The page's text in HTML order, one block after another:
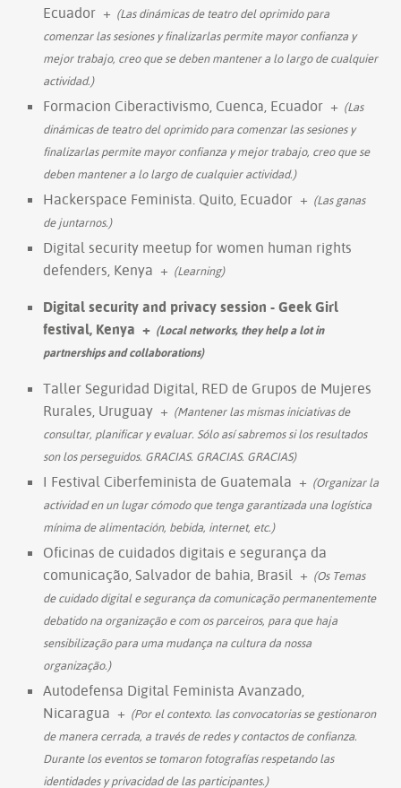
Ecuador + (Las dinámicas de teatro del oprimido para
comenzar las sesiones y finalizarlas permite mayor confianza y
mejor trabajo, creo que se deben mantener a lo largo de cualquier
actividad.)
Formacion Ciberactivismo, Cuenca, Ecuador + (Las
dinámicas de teatro del oprimido para comenzar las sesiones y
finalizarlas permite mayor confianza y mejor trabajo, creo que se
deben mantener a lo largo de cualquier actividad.)
Hackerspace Feminista. Quito, Ecuador + (Las ganas
de juntarnos.)
Digital security meetup for women human rights
defenders, Kenya + (Learning)
Digital security and privacy session - Geek Girl
festival, Kenya + (Local networks, they help a lot in
partnerships and collaborations)
Taller Seguridad Digital, RED de Grupos de Mujeres
Rurales, Uruguay + (Mantener las mismas iniciativas de
consultar, planificar y evaluar. Sólo así sabremos si los resultados
son los perseguidos. GRACIAS. GRACIAS. GRACIAS)
I Festival Ciberfeminista de Guatemala + (Organizar la
actividad en un lugar cómodo que tenga garantizada una logística
mínima de alimentación, bebida, internet, etc.)
Oficinas de cuidados digitais e segurança da
comunicação, Salvador de bahia, Brasil + (Os Temas
de cuidado digital e segurança da comunicação permanentemente
debatido na organização e com os parceiros, para que haja
sensibilização para uma mudança na cultura da nossa
organização.)
Autodefensa Digital Feminista Avanzado,
Nicaragua + (Por el contexto. las convocatorias se gestionaron
de manera cerrada, a través de redes y contactos de confianza.
Durante los eventos se tomaron fotografías respetando las
identidades y privacidad de las participantes.)